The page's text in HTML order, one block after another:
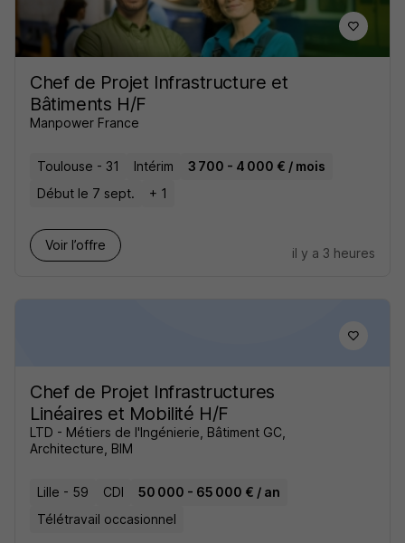
Chef de Projet Infrastructure et
Bâtiments H/F
Manpower France
Toulouse - 31 Intérim
3 700 - 4 000 € / mois
Début le 7 sept.
+ 1
Voir l’offre
il y a 3 heures
Chef de Projet Infrastructures
Linéaires et Mobilité H/F
LTD - Métiers de l'Ingénierie, Bâtiment GC,
Architecture, BIM
Lille - 59 CDI
50 000 - 65 000 € / an
Télétravail occasionnel